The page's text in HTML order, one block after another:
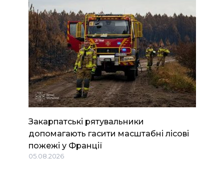
Закарпатські рятувальники
допомагають гасити масштабні лісові
пожежі у Франції
05.08.2026